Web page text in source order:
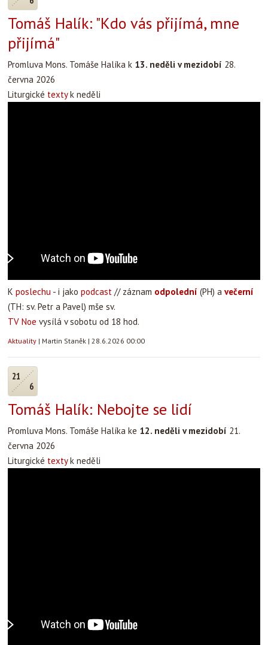
Tomáš Halík: "Kdo vás přijímá, mne
přijímá"
Promluva Mons. Tomáše Halíka k 13. neděli v mezidobí 28.
června 2026
Liturgické textyk neděli
K poslechu - i jako podcast // záznam odpolední (PH) a večerní
(TH: sv. Petr a Pavel) mše sv.
TV Noe vysílá v sobotu od 18 hod.
Aktuality | Martin Staněk | 28.6.2026 00:00
21
6
Tomáš Halík: Nebojte se lidí
Promluva Mons. Tomáše Halíka ke 12. neděli v mezidobí 21.
června 2026
Liturgické textyk neděli